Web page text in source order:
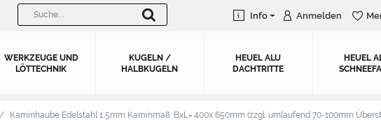
Info Anmelden
WERKZEUGE UND
LÖTTECHNIK
KUGELN /
HALBKUGELN
HEUEL ALU
DACHTRITTE
HEUEL
Kaminhaube Edelstahl 1,5mm Kaminmaß: BxL= 400x 650mm (zzgl. umlaufend 70-100mm